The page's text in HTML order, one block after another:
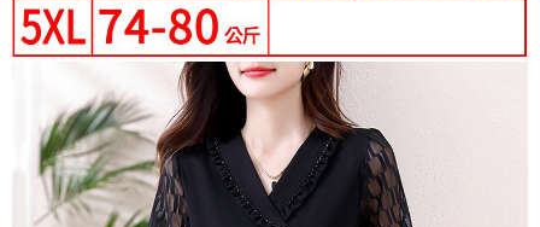
【注意事項】
１．透過由恩沛科技股份有限公司提供之「AFTEE先享後付」服務完成之交
易，需依本服務之必要範圍內提供個人資料，並將交易相關給付款項請求債
權轉讓予恩沛科技股份有限公司。
２．關於個人資料處理事宜，請瀏覽以下網址：
https://aftee.tw/terms/#terms3
３．未成年的使用者請事先徵得法定代理人或監護人之同意方可使用
「AFTEE先享後付」，若未經同意申辦者引起之損失，本公司不負相關責
任。
４．使用「AFTEE先享後付」時，將依據個別帳號之用戶狀況，依本公司即
7-11付款取貨
每筆NT$80，滿NT$699(含以上)免運費
付款後7-11取貨
每筆NT$80，滿NT$699(含以上)免運費
宅配
每筆NT$70，滿NT$699(含以上)免運費